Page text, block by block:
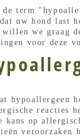
de term
uw hond last
we graag
voor deze
hypoallergeen
reacties
kans op
veroorzaken